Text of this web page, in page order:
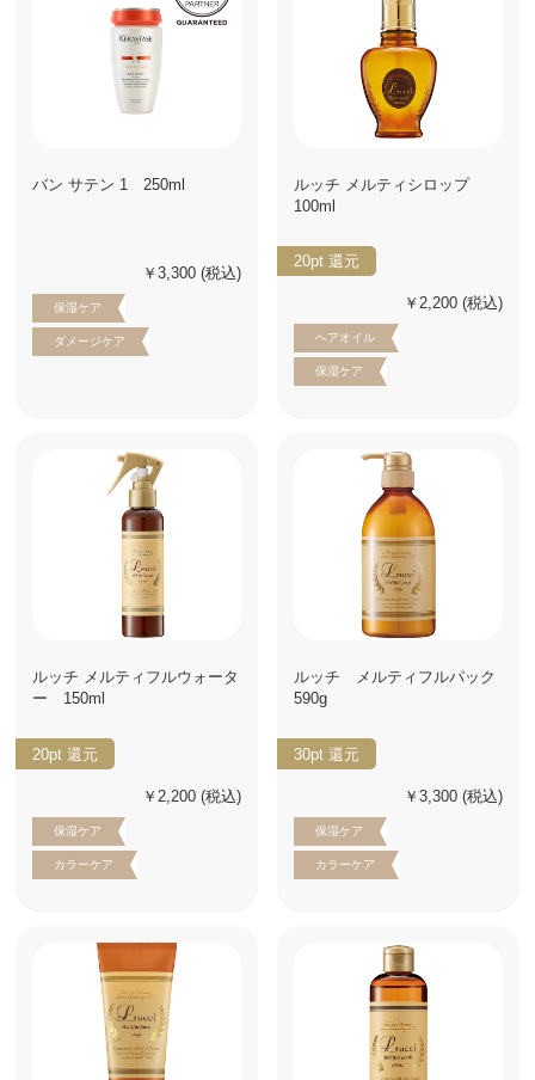
バン サテン 1 250ml
￥3,300 (税込)
保湿ケア
ダメージケア
ルッチ メルティシロップ
100ml
20pt 還元
￥2,200 (税込)
ヘアオイル
保湿ケア
ルッチ メルティフルウォータ
ー 150ml
20pt 還元
￥2,200 (税込)
保湿ケア
カラーケア
ルッチ メルティフルパック
590g
30pt 還元
￥3,300 (税込)
保湿ケア
カラーケア